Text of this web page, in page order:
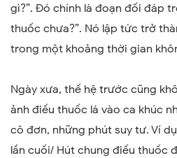
gì?”. Đó chính là đoạn đối đáp
thuốc chưa?”. Nó lập tức trở
trong một khoảng thời gian
Ngày xưa, thế hệ trước cũng
ảnh điếu thuốc lá vào ca khúc
cô đơn, những phút suy tư. Ví
lần cuối/ Hút chung điếu thuốc